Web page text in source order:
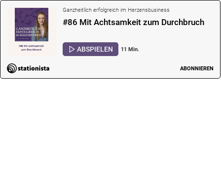
Ganzheitlich erfolgreich im Herzensbusiness
#86 Mit Achtsamkeit zum Durchbruch
ABSPIELEN 11 Min.
ABONNIEREN